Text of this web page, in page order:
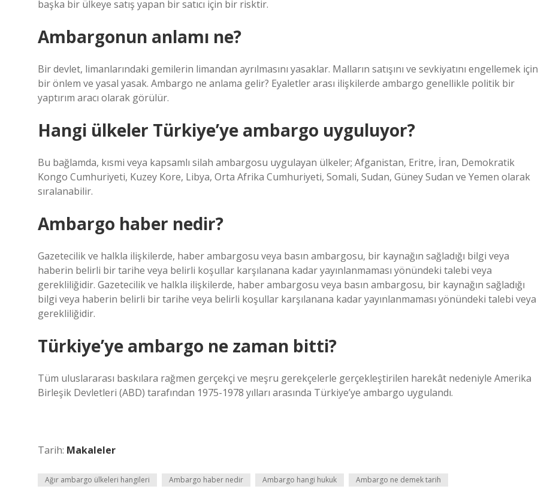
başka bir ülkeye satış yapan bir satıcı için bir risktir.
Ambargonun anlamı ne?
Bir devlet, limanlarındaki gemilerin limandan ayrılmasını yasaklar. Malların satışını ve sevkiyatını engellemek için
bir önlem ve yasal yasak. Ambargo ne anlama gelir? Eyaletler arası ilişkilerde ambargo genellikle politik bir
yaptırım aracı olarak görülür.
Hangi ülkeler Türkiye’ye ambargo uyguluyor?
Bu bağlamda, kısmi veya kapsamlı silah ambargosu uygulayan ülkeler; Afganistan, Eritre, İran, Demokratik
Kongo Cumhuriyeti, Kuzey Kore, Libya, Orta Afrika Cumhuriyeti, Somali, Sudan, Güney Sudan ve Yemen olarak
sıralanabilir.
Ambargo haber nedir?
Gazetecilik ve halkla ilişkilerde, haber ambargosu veya basın ambargosu, bir kaynağın sağladığı bilgi veya
haberin belirli bir tarihe veya belirli koşullar karşılanana kadar yayınlanmaması yönündeki talebi veya
gerekliliğidir. Gazetecilik ve halkla ilişkilerde, haber ambargosu veya basın ambargosu, bir kaynağın sağladığı
bilgi veya haberin belirli bir tarihe veya belirli koşullar karşılanana kadar yayınlanmaması yönündeki talebi veya
gerekliliğidir.
Türkiye’ye ambargo ne zaman bitti?
Tüm uluslararası baskılara rağmen gerçekçi ve meşru gerekçelerle gerçekleştirilen harekât nedeniyle Amerika
Birleşik Devletleri (ABD) tarafından 1975-1978 yılları arasında Türkiye’ye ambargo uygulandı.
Tarih: Makaleler
Ağır ambargo ülkeleri hangileri Ambargo haber nedir Ambargo hangi hukuk Ambargo ne demek tarih